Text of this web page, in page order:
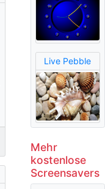
Live Pebble
Mehr
kostenlose
Screensavers